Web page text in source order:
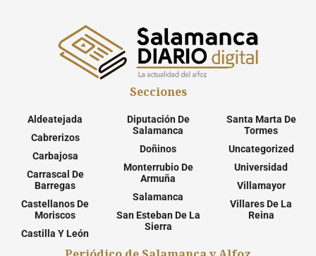
Secciones
Aldeatejada
Cabrerizos
Carbajosa
Carrascal De
Barregas
Castellanos De
Moriscos
Castilla Y León
Diputación De
Salamanca
Doñinos
Monterrubio De
Armuña
Salamanca
San Esteban De La
Sierra
Santa Marta De
Tormes
Uncategorized
Universidad
Villamayor
Villares De La
Reina